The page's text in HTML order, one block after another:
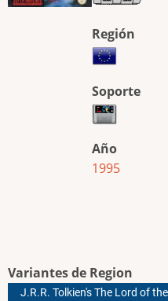
Región
Soporte
Año
1995
Variantes de Region
J.R.R. Tolkien's The Lord of